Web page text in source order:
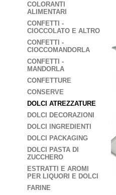
COLORANTI
ALIMENTARI
CONFETTI -
CIOCCOLATO E ALTRO
CONFETTI -
CIOCCOMANDORLA
CONFETTI -
MANDORLA
CONFETTURE
CONSERVE
DOLCI ATREZZATURE
DOLCI DECORAZIONI
DOLCI INGREDIENTI
DOLCI PACKAGING
DOLCI PASTA DI
ZUCCHERO
ESTRATTI E AROMI
PER LIQUORI E DOLCI
FARINE